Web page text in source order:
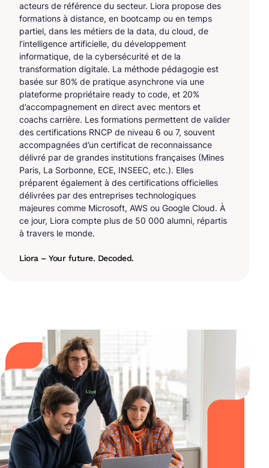
acteurs de référence du secteur. Liora propose des
formations à distance, en bootcamp ou en temps
partiel, dans les métiers de la data, du cloud, de
l’intelligence artificielle, du développement
informatique, de la cybersécurité et de la
transformation digitale. La méthode pédagogie est
basée sur 80% de pratique asynchrone via une
plateforme propriétaire ready to code, et 20%
d’accompagnement en direct avec mentors et
coachs carrière. Les formations permettent de valider
des certifications RNCP de niveau 6 ou 7, souvent
accompagnées d’un certificat de reconnaissance
délivré par de grandes institutions françaises (Mines
Paris, La Sorbonne, ECE, INSEEC, etc.). Elles
préparent également à des certifications officielles
délivrées par des entreprises technologiques
majeures comme Microsoft, AWS ou Google Cloud. À
ce jour, Liora compte plus de 50 000 alumni, répartis
à travers le monde.
Liora – Your future. Decoded.